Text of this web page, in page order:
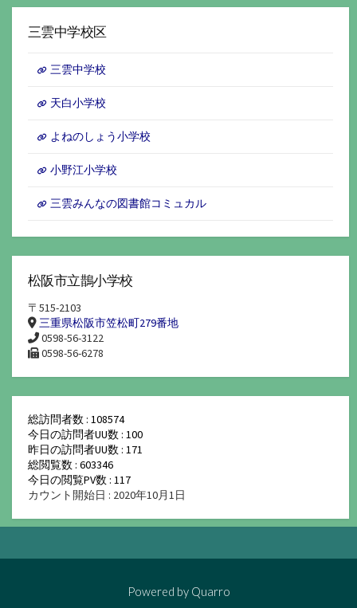
イ
三雲中学校区
三雲中学校
天白小学校
よねのしょう小学校
小野江小学校
三雲みんなの図書館コミュカル
松阪市立鵲小学校
〒515-2103
三重県松阪市笠松町279番地
0598-56-3122
0598-56-6278
総訪問者数 : 108574
今日の訪問者UU数 : 100
昨日の訪問者UU数 : 171
総閲覧数 : 603346
今日の閲覧PV数 : 117
カウント開始日 : 2020年10月1日
Powered by Quarro